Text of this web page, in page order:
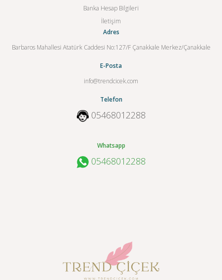
Banka Hesap Bilgileri
İletişim
Adres
Barbaros Mahallesi Atatürk Caddesi No:127/F Çanakkale Merkez/Çanakkale
E-Posta
info@trendcicek.com
Telefon
05468012288
Whatsapp
05468012288